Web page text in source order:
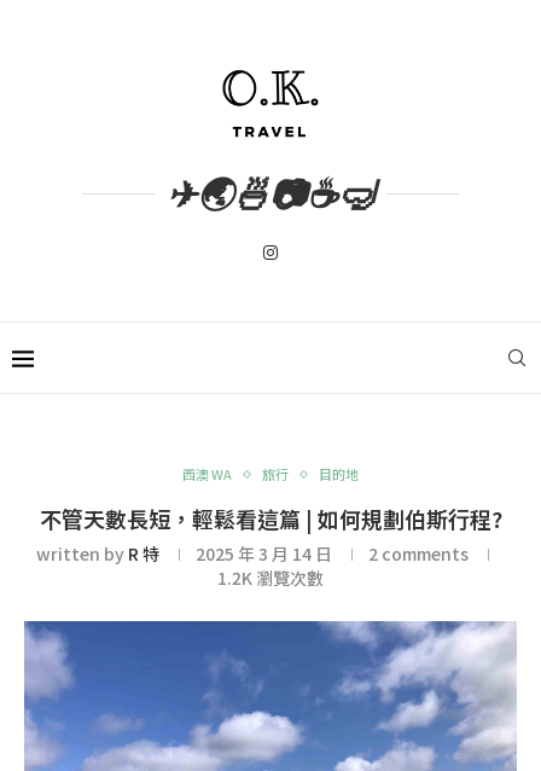
✈🌏🍜📷☕🤿
西澳 WA 旅行 目的地
不管天數長短，輕鬆看這篇 | 如何規劃伯斯行程?
written by R 特 2025 年 3 月 14 日
2 comments
1.2K 瀏覽次數